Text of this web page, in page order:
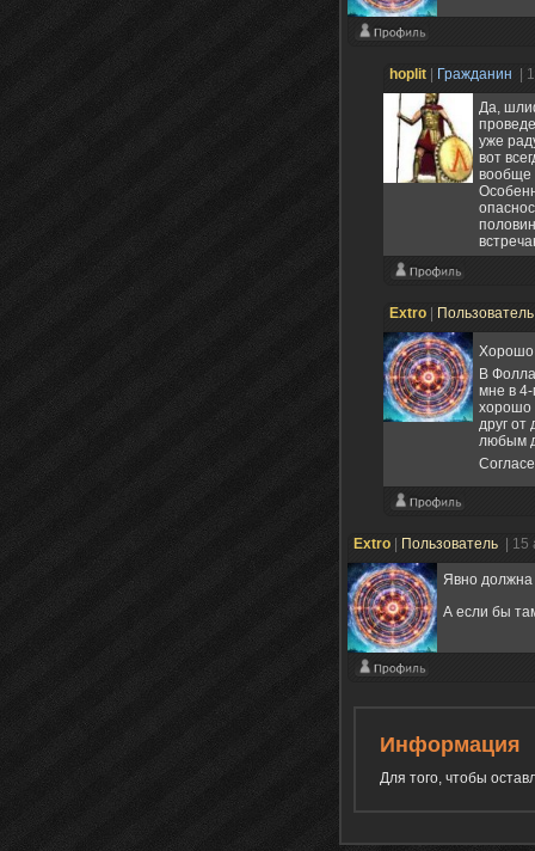
hoplit Гражданин
|
Да,
уже
вот
вообще
Extro
Хорошо,
В
мне в
хорошо
друг от
любым
Extro Пользователь |
Явно должна
А если бы
Информация
Для того, чтобы